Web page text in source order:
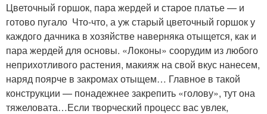
Цветочный горшок, пара жердей и старое платье — и
готово пугало Что-что, а уж старый цветочный горшок у
каждого дачника в хозяйстве наверняка отыщется, как и
пара жердей для основы. «Локоны» соорудим из любого
неприхотливого растения, макияж на свой вкус нанесем,
наряд поярче в закромах отыщем… Главное в такой
конструкции — понадежнее закрепить «голову», тут она
тяжеловата…Если творческий процесс вас увлек,